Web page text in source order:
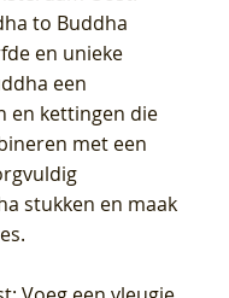
to Buddha
en unieke
een
en kettingen die
met een
stukken en maak